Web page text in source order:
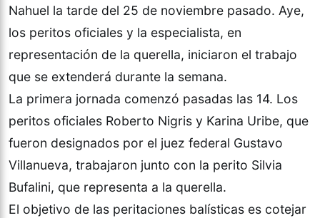
Nahuel la tarde del 25 de noviembre pasado. Aye,
los peritos oficiales y la especialista, en
representación de la querella, iniciaron el trabajo
que se extenderá durante la semana.
La primera jornada comenzó pasadas las 14. Los
peritos oficiales Roberto Nigris y Karina Uribe, que
fueron designados por el juez federal Gustavo
Villanueva, trabajaron junto con la perito Silvia
Bufalini, que representa a la querella.
El objetivo de las peritaciones balísticas es cotejar